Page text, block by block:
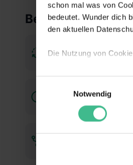
schon mal was von
bedeutet. Wunder dich
den aktuellen
Die Nutzung von
Wir verwenden
Webseite getroffenen
(„Statistiken“), um
und Analysen
Verwendungszwecken
Auswahl über die
Notwendig
Benefits
möglich
Flexible
Arbeitszeiten